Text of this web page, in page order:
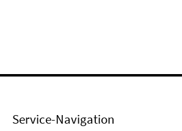
Service-Navigation